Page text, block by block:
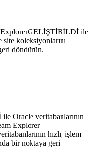
ExplorerGELİŞTİRİLDİ ile
site koleksiyonlarını
döndürün.
Oracle veritabanlarının
Explorer
hızlı, işlem
bir noktaya geri